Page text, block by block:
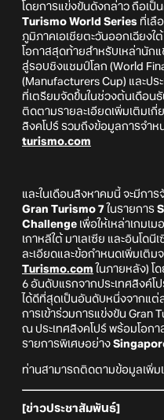
โดยการแข่งขันดังกล่าว ถือเป็
Turismo World Series ที่เลื
ภูมิภาคเอเชียตะวันออกเฉียงใ
โอกาสสุดท้ายสำหรับเหล่านักแ
สู่รอบชิงแชมป์โลก (World
(Manufacturers Cup) และปร
ที่เตรียมจัดขึ้นในช่วงต้นเดือน
ติดตามรายละเอียดเพิ่มเติมเ
สิงคโปร์ รวมถึงข้อมูลการจำห
turismo.com
และในเดือนสิงหาคมนี้ จะมีกา
Gran Turismo 7 ในรายการ
Challenge เพื่อให้เหล่าเกมเ
เกาหลีใต้ มาเลเซีย และอินโด
ละเอียดและข้อกำหนดเพิ่มเติม
Turismo.com ในภายหลัง) โ
6 อันดับแรกจากประเทศสิงค์
ได้ดีที่สุดเป็นอันดับหนึ่งจากแต่ล
การเข้าร่วมการแข่งขัน Gran
ณ ประเทศสิงคโปร์ พร้อมโอก
รายการพิเศษอย่าง
ท่านสามารถติดตามข้อมูลเพิ่ม
[ข่าวประชาสัมพันธ์]